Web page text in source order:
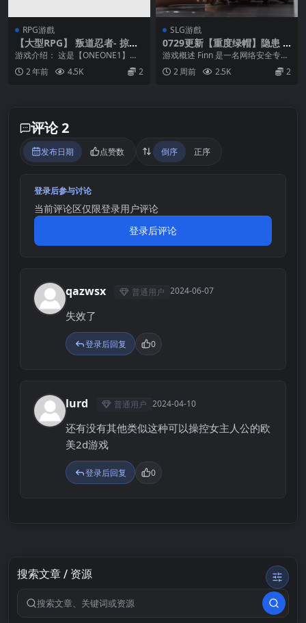
RPG游戲
【大型RPG】 叛道忍者- 掠夺
者武士 V2.0 STEAM官方中文
步兵版
游戏介绍： 这是【ONEONE1】狗
叫社最新超级大作，最终更新到Ver
2.03完...
2 年前 4.5K 2
SLG游戲
0729更新【重度绿帽】隐患 I
n-Security v0.9.5【中文汉
化】
游戏概述 Finn 是一名网络安全专
家，他每天的工作是保护公司免受
黑客攻击，同时...
2 周前 2.5K 2
评论 2
发布日期 点赞数 倒序 正序
登录后参与讨论
当前评论区仅限登录用户评论
登录后评论
Q qazwsx 普通用户 2024-06-07
失效了
登录后回复 0
L lurd 普通用户 2024-04-10
还有没有其他类似这种可以操控女主人公的欧
美2d游戏
登录后回复 0
搜索文章 / 资源
搜索关键词